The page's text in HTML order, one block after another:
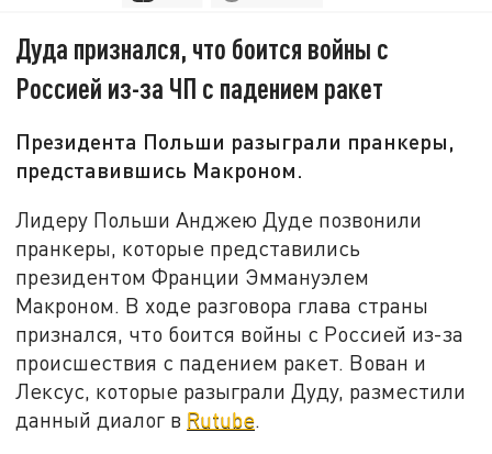
Дуда признался, что боится войны с
Россией из-за ЧП с падением ракет
Президента Польши разыграли пранкеры,
представившись Макроном.
Лидеру Польши Анджею Дуде позвонили
пранкеры, которые представились
президентом Франции Эммануэлем
Макроном. В ходе разговора глава страны
признался, что боится войны с Россией из-за
происшествия с падением ракет. Вован и
Лексус, которые разыграли Дуду, разместили
данный диалог в Rutube.